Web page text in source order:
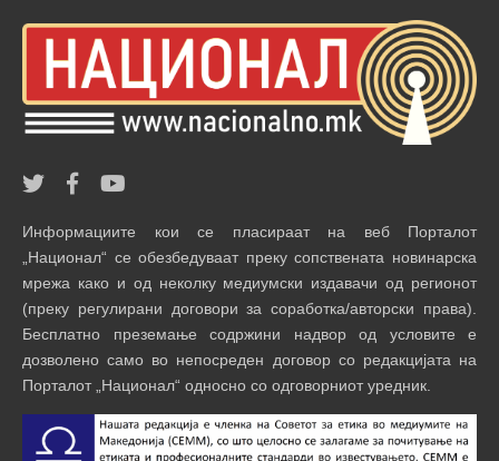
Информациите кои се пласираат на веб Порталот
„Национал“ се обезбедуваат преку сопствената новинарска
мрежа како и од неколку медиумски издавачи од регионот
(преку регулирани договори за соработка/авторски права).
Бесплатно преземање содржини надвор од условите е
дозволено само во непосреден договор со редакцијата на
Порталот „Национал“ односно со одговорниот уредник.